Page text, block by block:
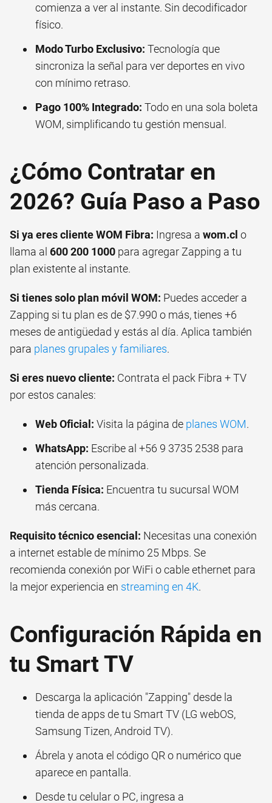
comienza a ver al instante. Sin decodificador
físico.
Modo Turbo Exclusivo: Tecnología que
sincroniza la señal para ver deportes en vivo
con mínimo retraso.
Pago 100% Integrado: Todo en una sola boleta
WOM, simplificando tu gestión mensual.
¿Cómo Contratar en
2026? Guía Paso a Paso
Si ya eres cliente WOM Fibra: Ingresa a wom.cl o
llama al 600 200 1000 para agregar Zapping a tu
plan existente al instante.
Si tienes solo plan móvil WOM: Puedes acceder a
Zapping si tu plan es de $7.990 o más, tienes +6
meses de antigüedad y estás al día. Aplica también
para planes grupales y familiares.
Si eres nuevo cliente: Contrata el pack Fibra + TV
por estos canales:
Web Oficial: Visita la página de planes WOM.
WhatsApp: Escribe al +56 9 3735 2538 para
atención personalizada.
Tienda Física: Encuentra tu sucursal WOM
más cercana.
Requisito técnico esencial: Necesitas una conexión
a internet estable de mínimo 25 Mbps. Se
recomienda conexión por WiFi o cable ethernet para
la mejor experiencia en streaming en 4K.
Configuración Rápida en
tu Smart TV
Descarga la aplicación "Zapping" desde la
tienda de apps de tu Smart TV (LG webOS,
Samsung Tizen, Android TV).
Ábrela y anota el código QR o numérico que
aparece en pantalla.
Desde tu celular o PC, ingresa a